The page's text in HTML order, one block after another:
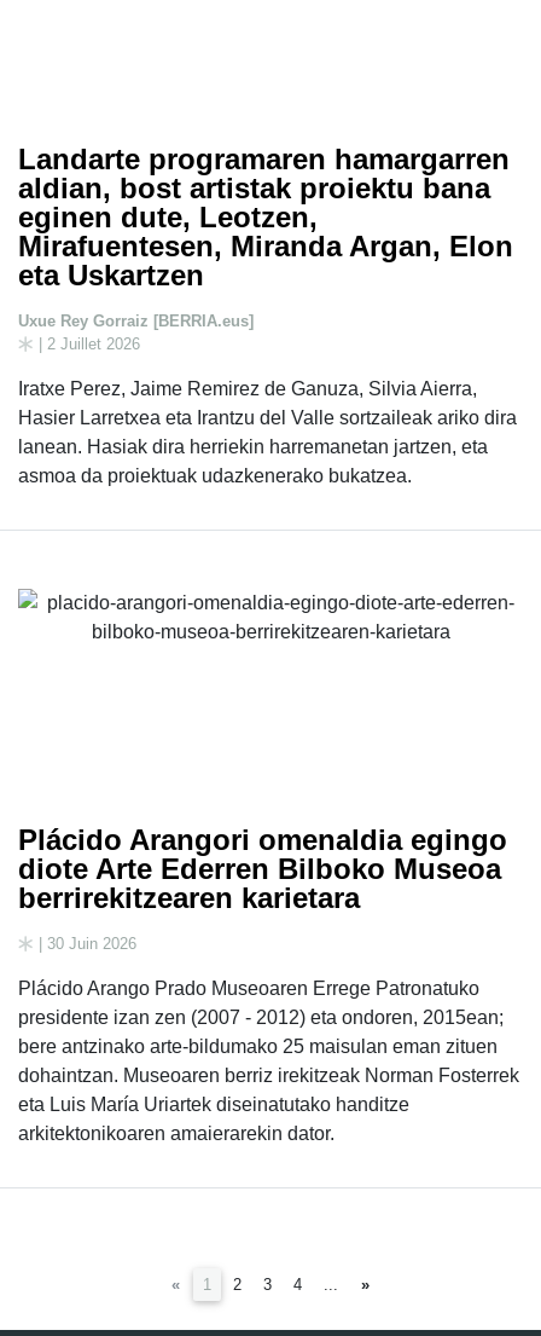
Landarte programaren hamargarren
aldian, bost artistak proiektu bana
eginen dute, Leotzen,
Mirafuentesen, Miranda Argan, Elon
eta Uskartzen
Uxue Rey Gorraiz [BERRIA.eus]
| 2 Juillet 2026
Iratxe Perez, Jaime Remirez de Ganuza, Silvia Aierra,
Hasier Larretxea eta Irantzu del Valle sortzaileak ariko dira
lanean. Hasiak dira herriekin harremanetan jartzen, eta
asmoa da proiektuak udazkenerako bukatzea.
Plácido Arangori omenaldia egingo
diote Arte Ederren Bilboko Museoa
berrirekitzearen karietara
| 30 Juin 2026
Plácido Arango Prado Museoaren Errege Patronatuko
presidente izan zen (2007 - 2012) eta ondoren, 2015ean;
bere antzinako arte-bildumako 25 maisulan eman zituen
dohaintzan. Museoaren berriz irekitzeak Norman Fosterrek
eta Luis María Uriartek diseinatutako handitze
arkitektonikoaren amaierarekin dator.
« 1 (current)
2 3 4 »